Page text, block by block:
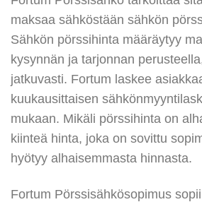
maksaa sähköstään sähkön
Sähkön pörssihinta määräytyy
kysynnän ja tarjonnan
jatkuvasti. Fortum laskee
kuukausittaisen
mukaan. Mikäli pörssihinta on
kiinteä hinta, joka on sovittu
hyötyy alhaisemmasta hinnasta.
Fortum Pörssisähkösopimus